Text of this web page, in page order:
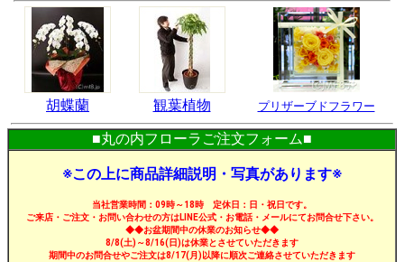
胡蝶蘭 観葉植物 プリザーブドフラワー
■丸の内フローラご注文フォーム■
※この上に商品詳細説明・写真があります※
当社営業時間：09時～18時 定休日：日・祝日です。
ご来店・ご注文・お問い合わせの方はLINE公式・お電話・メールにてお問合せ下さい。
◆◆お盆期間中の休業のお知らせ◆◆
8/8(土)～8/16(日)は休業とさせていただきます
期間中のお問合せやご注文は8/17(月)以降に順次ご連絡させていただきます